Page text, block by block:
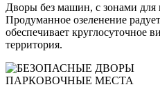
Дворы без машин, с зонами для
Продуманное озеленение
обеспечивает круглосуточное
территория.
ПАРКОВОЧНЫЕ МЕСТА